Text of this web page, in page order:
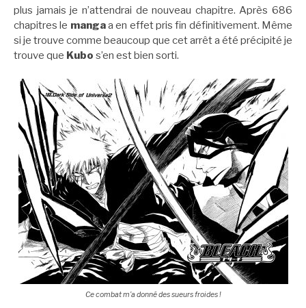
plus jamais je n’attendrai de nouveau chapitre. Après 686
chapitres le mangaa en effet pris fin définitivement. Même
si je trouve comme beaucoup que cet arrêt a été précipité je
trouve que Kubo s’en est bien sorti.
Ce combat m’a donné des sueurs froides !